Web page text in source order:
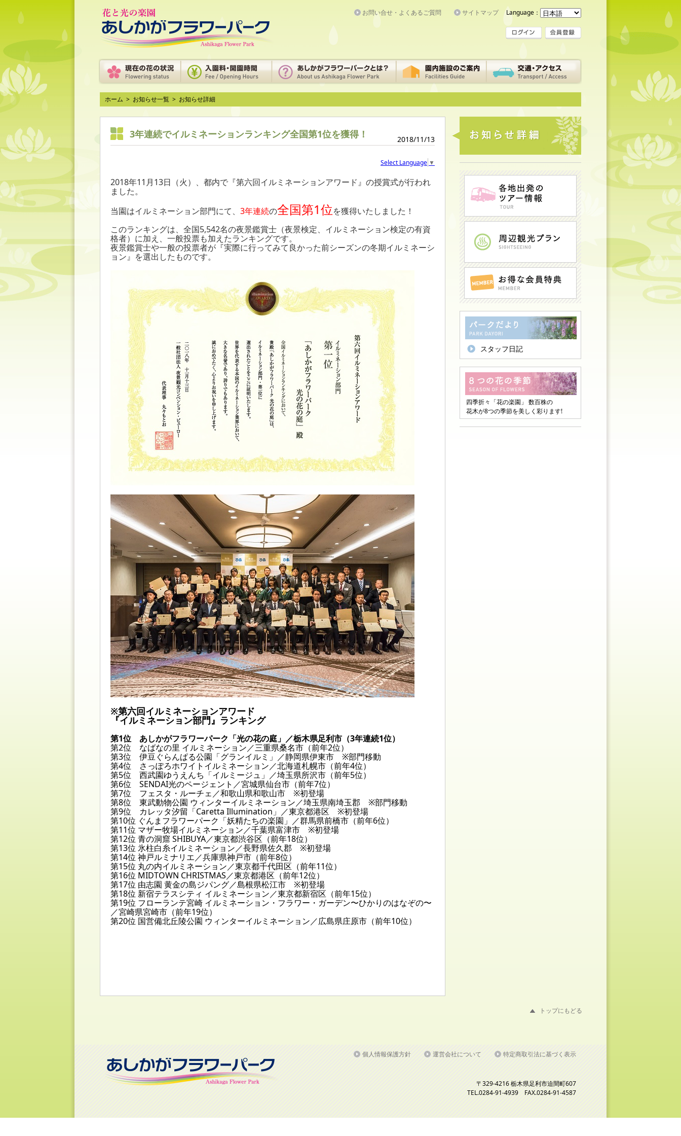
Language：
お問い合せ・よくあるご質問 サイトマップ
ホーム > お知らせ一覧 > お知らせ詳細
スタッフ日記
四季折々「花の楽園」 数百株の
花木が8つの季節を美しく彩ります!
2018/11/13
3年連続でイルミネーションランキング全国第1位を獲得！
Select Language ▼
2018年11月13日（火）、都内で『第六回イルミネーションアワード』の授賞式が行われ
ました。
当園はイルミネーション部門にて、 3年連続の全国第1位を獲得いたしました！
このランキングは、全国5,542名の夜景鑑賞士（夜景検定、イルミネーション検定の有資
格者）に加え、 一般投票も加えたランキングです。
夜景鑑賞士や一般の投票者が『実際に行ってみて良かった前シーズンの冬期イルミネーシ
ョン』を選出したものです。
※第六回イルミネーションアワード
『イルミネーション部門』ランキング
第1位 あしかがフラワーパーク「光の花の庭」／栃木県足利市（3年連続1位）
第2位 なばなの里 イルミネーション／三重県桑名市（前年2位）
第3位 伊豆ぐらんぱる公園「グランイルミ」／静岡県伊東市 ※部門移動
第4位 さっぽろホワイトイルミネーション／北海道札幌市（前年4位）
第5位 西武園ゆうえんち「イルミージュ」／埼玉県所沢市（前年5位）
第6位 SENDAI光のページェント／宮城県仙台市（前年7位）
第7位 フェスタ・ルーチェ／和歌山県和歌山市 ※初登場
第8位 東武動物公園 ウィンターイルミネーション／埼玉県南埼玉郡 ※部門移動
第9位 カレッタ汐留「Caretta Illumination」／東京都港区 ※初登場
第10位 ぐんまフラワーパーク「妖精たちの楽園」／群馬県前橋市（前年6位）
第11位 マザー牧場イルミネーション／千葉県富津市 ※初登場
第12位 青の洞窟 SHIBUYA／東京都渋谷区（前年18位）
第13位 氷柱白糸イルミネーション／長野県佐久郡 ※初登場
第14位 神戸ルミナリエ／兵庫県神戸市（前年8位）
第15位 丸の内イルミネーション／東京都千代田区（前年11位）
第16位 MIDTOWN CHRISTMAS／東京都港区（前年12位）
第17位 由志園 黄金の島ジパング／島根県松江市 ※初登場
第18位 新宿テラスシティ イルミネーション／東京都新宿区（前年15位）
第19位 フローランテ宮崎 イルミネーション・フラワー・ガーデン〜ひかりのはなぞの〜
／宮崎県宮崎市（前年19位）
第20位 国営備北丘陵公園 ウィンターイルミネーション／広島県庄原市（前年10位）
トップにもどる
個人情報保護方針 運営会社について 特定商取引法に基づく表示
〒329-4216 栃木県足利市迫間町607
TEL.0284-91-4939 FAX.0284-91-4587